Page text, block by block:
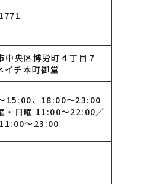
中央区博労町４丁目７
イチ本町御堂
15:00、18:00〜23:00
・日曜 11:00〜22:00／
〜23:00